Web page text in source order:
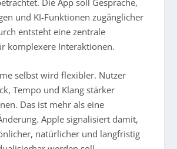
und KI-Funktionen zugänglicher
entsteht eine zentrale
komplexere Interaktionen.
selbst wird flexibler. Nutzer
Tempo und Klang stärker
Das ist mehr als eine
Apple signalisiert damit,
natürlicher und langfristig